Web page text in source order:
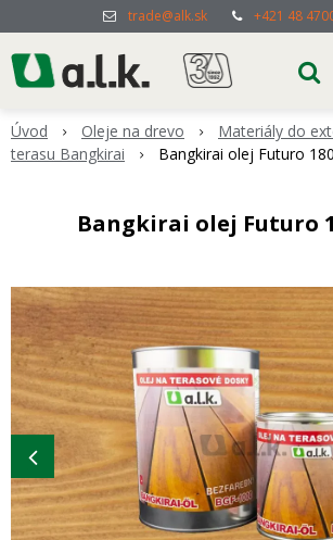
trade@alk.sk +421 48
Úvod Oleje na drevo Materiály do
terasu Bangkirai
Bangkirai olej Futuro
Bangkirai olej Futuro